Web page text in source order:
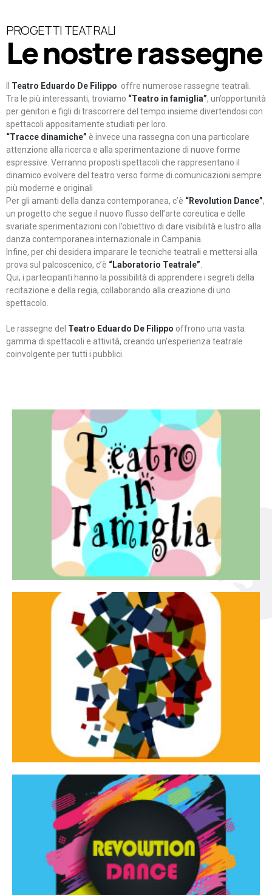
PROGETTI TEATRALI
Le nostre rassegne
Teatro Eduardo De Filippo offre numerose rassegne teatrali.
Tra le più interessanti, troviamo “Teatro in famiglia”, un’opportunità
per genitori e figli di trascorrere del tempo insieme divertendosi con
spettacoli appositamente studiati per loro.
“Tracce dinamiche” è invece una rassegna con una particolare
attenzione alla ricerca e alla sperimentazione di nuove forme
espressive. Verranno proposti spettacoli che rappresentano il
dinamico evolvere del teatro verso forme di comunicazioni sempre
più moderne e originali
Per gli amanti della danza contemporanea, c’è “Revolution Dance”,
un progetto che segue il nuovo flusso dell’arte coreutica e delle
svariate sperimentazioni con l’obiettivo di dare visibilità e lustro alla
danza contemporanea internazionale in Campania.
Infine, per chi desidera imparare le tecniche teatrali e mettersi alla
prova sul palcoscenico, c’è “Laboratorio Teatrale”
Qui, i partecipanti hanno la possibilità di apprendere i segreti della
recitazione e della regia, collaborando alla creazione di uno
spettacolo.
Le rassegne del Teatro Eduardo De Filippo offrono una vasta
gamma di spettacoli e attività, creando un’esperienza teatrale
coinvolgente per tutti i pubblici.
Teatro in famiglia
Teatro In Famiglia è una rassegna di teatro concepita
per far condividere e godere del teatro all’intera
famiglia.
Continua
Tracce dinamiche
Tracce Dinamiche è una rassegna di teatro
d’innovazione e sperimentale.
Continua
Revolution Dance
Rassegna di danza contemporanea – I Edizione